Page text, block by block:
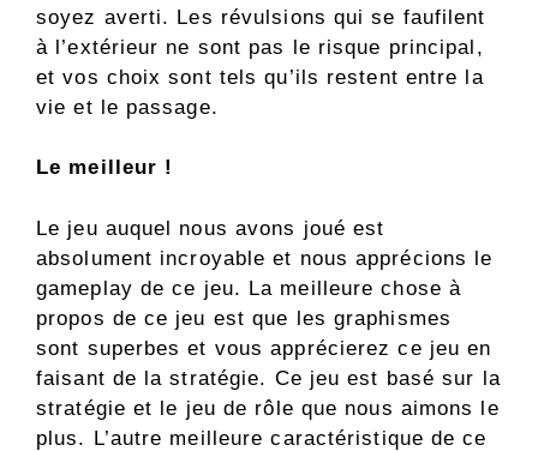
soyez averti. Les révulsions qui se faufilent
à l’extérieur ne sont pas le risque principal,
et vos choix sont tels qu’ils restent entre la
vie et le passage.
Le meilleur !
Le jeu auquel nous avons joué est
absolument incroyable et nous apprécions le
gameplay de ce jeu. La meilleure chose à
propos de ce jeu est que les graphismes
sont superbes et vous apprécierez ce jeu en
faisant de la stratégie. Ce jeu est basé sur la
stratégie et le jeu de rôle que nous aimons le
plus. L’autre meilleure caractéristique de ce